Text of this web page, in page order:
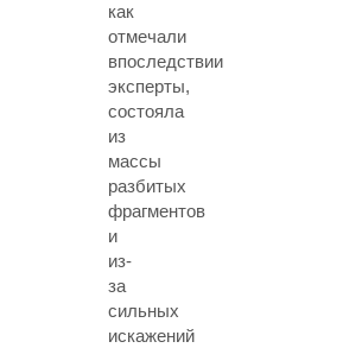
как
отмечали
впоследствии
эксперты,
состояла
из
массы
разбитых
фрагментов
и
из-
за
сильных
искажений